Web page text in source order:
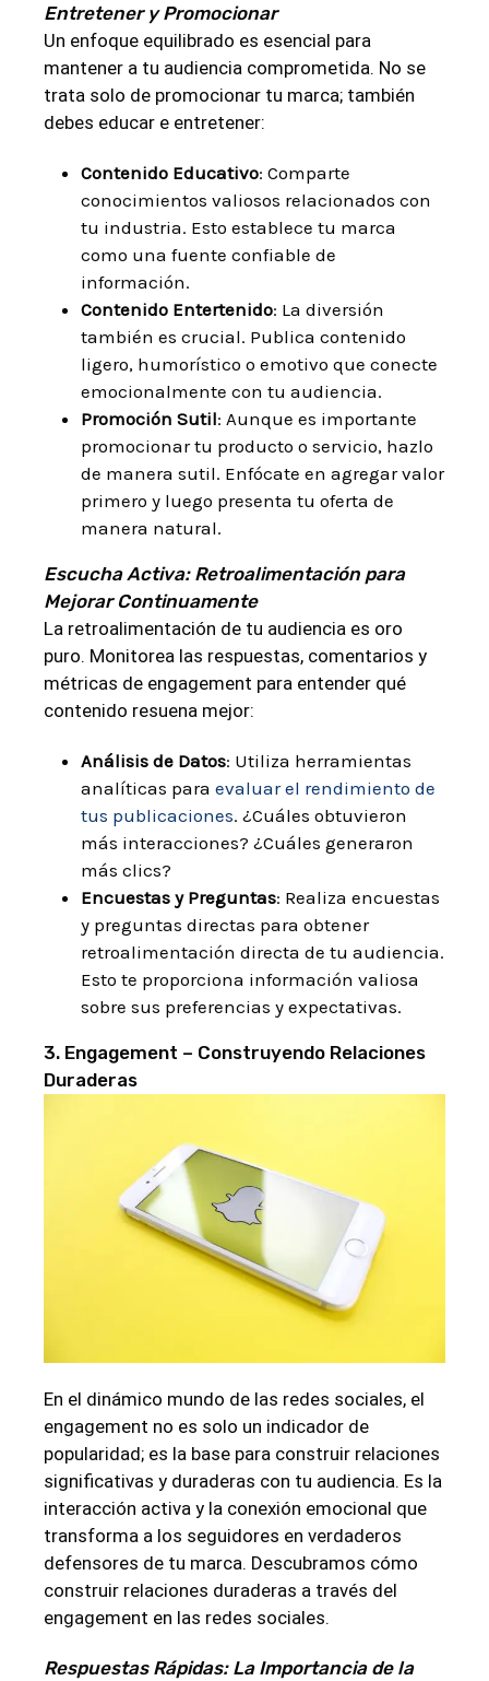
Entretener y Promocionar
Un enfoque equilibrado es esencial para
mantener a tu audiencia comprometida. No se
trata solo de promocionar tu marca; también
debes educar e entretener:
Contenido Educativo: Comparte
conocimientos valiosos relacionados con
tu industria. Esto establece tu marca
como una fuente confiable de
información.
Contenido Entertenido: La diversión
también es crucial. Publica contenido
ligero, humorístico o emotivo que conecte
emocionalmente con tu audiencia.
Promoción Sutil: Aunque es importante
promocionar tu producto o servicio, hazlo
de manera sutil. Enfócate en agregar valor
primero y luego presenta tu oferta de
manera natural.
Escucha Activa: Retroalimentación para
Mejorar Continuamente
La retroalimentación de tu audiencia es oro
puro. Monitorea las respuestas, comentarios y
métricas de engagement para entender qué
contenido resuena mejor:
Análisis de Datos: Utiliza herramientas
analíticas para evaluar el rendimiento de
tus publicaciones. ¿Cuáles obtuvieron
más interacciones? ¿Cuáles generaron
más clics?
Encuestas y Preguntas: Realiza encuestas
y preguntas directas para obtener
retroalimentación directa de tu audiencia.
Esto te proporciona información valiosa
sobre sus preferencias y expectativas.
3. Engagement – Construyendo Relaciones
Duraderas
En el dinámico mundo de las redes sociales, el
engagement no es solo un indicador de
popularidad; es la base para construir relaciones
significativas y duraderas con tu audiencia. Es la
interacción activa y la conexión emocional que
transforma a los seguidores en verdaderos
defensores de tu marca. Descubramos cómo
construir relaciones duraderas a través del
engagement en las redes sociales.
Respuestas Rápidas: La Importancia de la